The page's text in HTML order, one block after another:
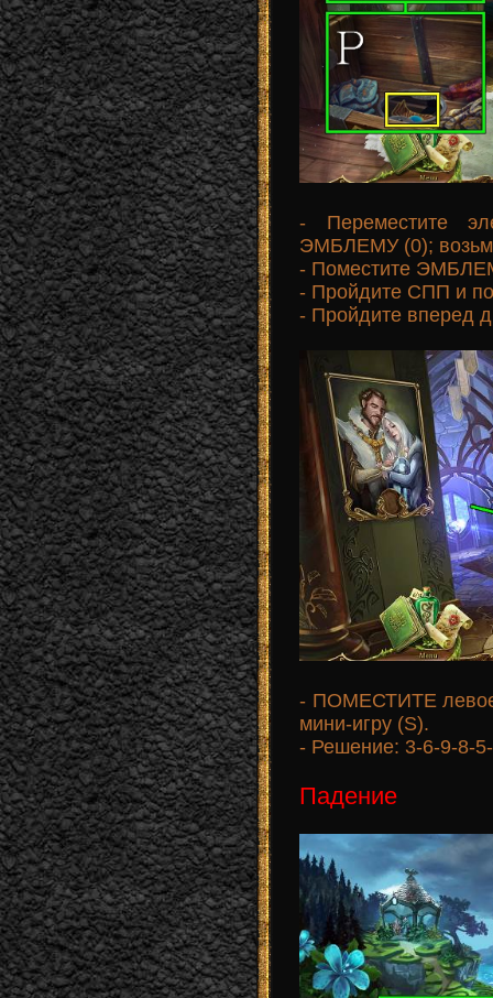
- Переместите
ЭМБЛЕМУ (0);
- Поместите
- Пройдите СПП и
- Пройдите вперед
- ПОМЕСТИТЕ левое
мини-игру (S).
- Решение: 3-6-9-8-
Падение